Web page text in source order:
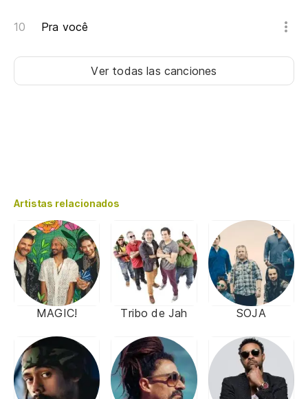
Pra você
Ver todas las canciones
Artistas relacionados
MAGIC! Tribo de Jah SOJA